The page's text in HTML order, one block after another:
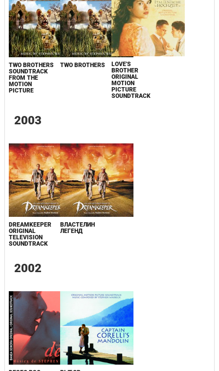
TWO BROTHERS
SOUNDTRACK
FROM THE
MOTION
PICTURE
TWO BROTHERS
LOVE'S
BROTHER
ORIGINAL
MOTION
PICTURE
SOUNDTRACK
2003
DREAMKEEPER
ORIGINAL
TELEVISION
SOUNDTRACK
ВЛАСТЕЛИН
ЛЕГЕНД
2002